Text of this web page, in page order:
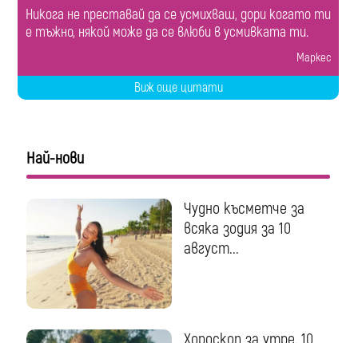
Никога не преставай да се усмихваш, дори когато ти
е тъжно, някой може да се влюби в усмивката ти.
Маркес
Виж още цитати
Най-нови
Чудно късметче за
всяка зодия за 10
август...